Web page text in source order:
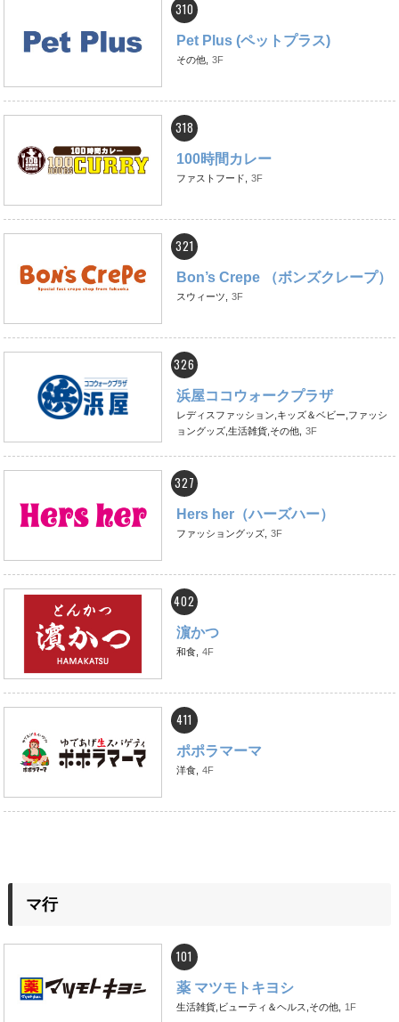
310
Pet Plus (ペットプラス)
その他, 3F
318
100時間カレー
ファストフード, 3F
321
Bon’s Crepe （ボンズクレープ）
スウィーツ, 3F
326
浜屋ココウォークプラザ
レディスファッション,キッズ＆ベビー,ファッシ
ョングッズ,生活雑貨,その他, 3F
327
Hers her（ハーズハー）
ファッショングッズ, 3F
402
濵かつ
和食, 4F
411
ポポラマーマ
洋食, 4F
マ行
101
薬 マツモトキヨシ
生活雑貨,ビューティ＆ヘルス,その他, 1F